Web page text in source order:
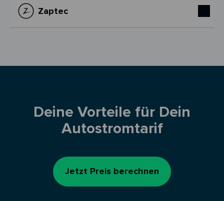
Zaptec
Deine Vorteile für Dein
Autostromtarif
Jetzt Preis berechnen